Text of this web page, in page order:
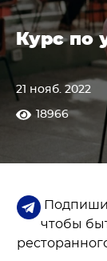
Курс по
21 нояб. 2022
18966
чтобы